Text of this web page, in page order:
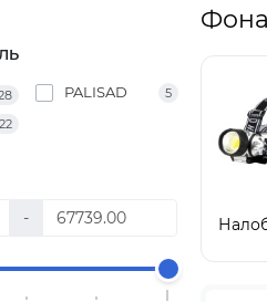
PALISAD 5
22
-